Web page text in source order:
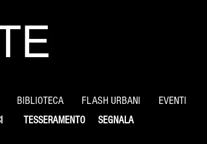
BIBLIOTECA FLASH URBANI EVENTI
SEGNALA
TESSERAMENTO